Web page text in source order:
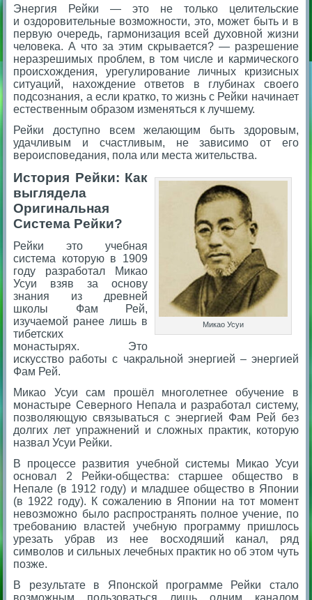
Энергия Рейки — это не только целительские
и оздоровительные возможности, это, может быть и в
первую очередь, гармонизация всей духовной жизни
человека. А что за этим скрывается? — разрешение
неразрешимых проблем, в том числе и кармического
происхождения, урегулирование личных кризисных
ситуаций, нахождение ответов в глубинах своего
подсознания, а если кратко, то жизнь с Рейки начинает
естественным образом изменяться к лучшему.
Рейки доступно всем желающим быть здоровым,
удачливым и счастливым, не зависимо от его
вероисповедания, пола или места жительства.
Микао Усуи
История Рейки: Как
выглядела
Оригинальная
Система Рейки?
Рейки это учебная
система которую в 1909
году разработал Микао
Усуи взяв за основу
знания из древней
школы Фам Рей,
изучаемой ранее лишь в
тибетских
монастырях. Это
искусство работы с чакральной энергией – энергией
Фам Рей.
Микао Усуи сам прошёл многолетнее обучение в
монастыре Северного Непала и разработал систему,
позволяющую связываться с энергией Фам Рей без
долгих лет упражнений и сложных практик, которую
назвал Усуи Рейки.
В процессе развития учебной системы Микао Усуи
основал 2 Рейки-общества: старшее общество в
Непале (в 1912 году) и младшее общество в Японии
(в 1922 году). К сожалению в Японии на тот момент
невозможно было распространять полное учение, по
требованию властей учебную программу пришлось
урезать убрав из нее восходяший канал, ряд
символов и сильных лечебных практик но об этом чуть
позже.
В результате в Японской программе Рейки стало
возможным пользоваться лишь одним каналом